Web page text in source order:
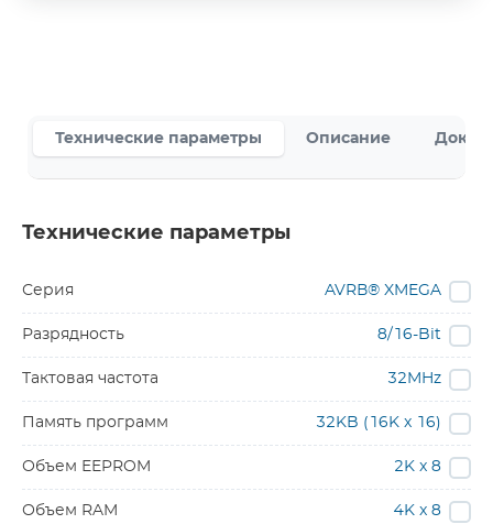
Технические параметры Описание
Технические параметры
Серия AVRВ® XMEGA
Разрядность 8/16-Bit
Тактовая частота 32MHz
Память программ 32KB (16K x 16)
Объем EEPROM 2K x 8
Объем RAM 4K x 8